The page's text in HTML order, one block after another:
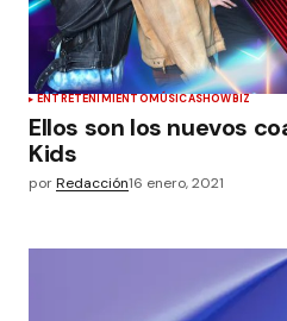
ENTRETENIMIENTOMÚSICASHOWBIZ
Ellos son los nuevos
Kids
porRedacción16 enero, 2021